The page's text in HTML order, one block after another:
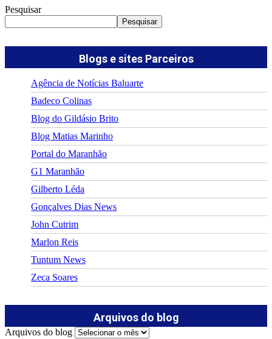
Pesquisar
Pesquisar
Blogs e sites Parceiros
Agência de Notícias Baluarte
Badeco Colinas
Blog do Gildásio Brito
Blog Matias Marinho
Portal do Maranhão
G1 Maranhão
Gilberto Léda
Gonçalves Dias News
John Cutrim
Marlon Reis
Tuntum News
Zeca Soares
Arquivos do blog
Arquivos do blog